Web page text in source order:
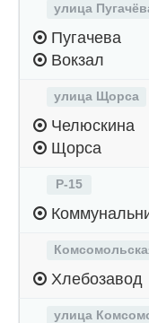
улица
Пугачева
Вокзал
улица Щорса
Челюскина
Щорса
Р-15
Хлебозавод
улица